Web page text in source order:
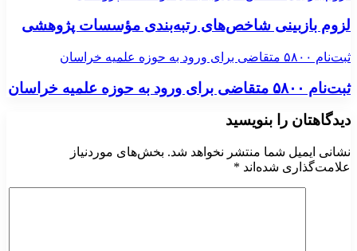
لزوم بازبینی شاخص‌های رتبه‌بندی مؤسسات پژوهشی
ثبت‌نام ۵۸۰۰ متقاضی برای ورود به حوزه علمیه خراسان
ثبت‌نام ۵۸۰۰ متقاضی برای ورود به حوزه علمیه خراسان
دیدگاهتان را بنویسید
نشانی ایمیل شما منتشر نخواهد شد. بخش‌های موردنیاز
علامت‌گذاری شده‌اند *